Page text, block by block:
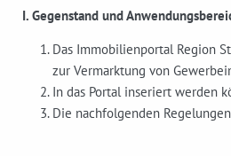
I. Gegenstand und
Das Immobilienportal Region
zur Vermarktung von
In das Portal inseriert werden
Die nachfolgenden